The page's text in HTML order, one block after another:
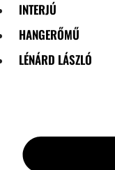
INTERJÚ
HANGERŐMŰ
LÉNÁRD LÁSZLÓ